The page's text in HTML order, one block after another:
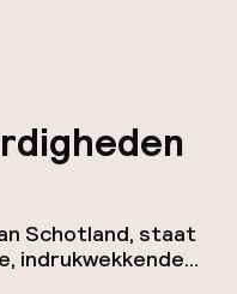
Schotland, staat
indrukwekkende